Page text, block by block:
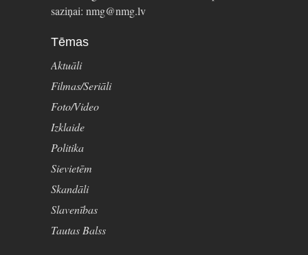
saziņai: nmg@nmg.lv
Tēmas
Aktuāli
Filmas/Seriāli
Foto/Video
Izklaide
Politika
Sievietēm
Skandāli
Slavenības
Tautas Balss